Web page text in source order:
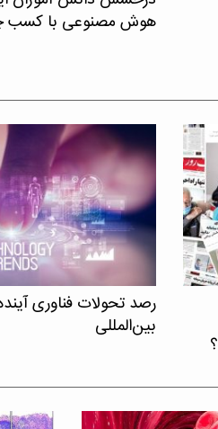
هوش مصنوعی با کسب
رصد تحولات فناوری
بین‌المللی